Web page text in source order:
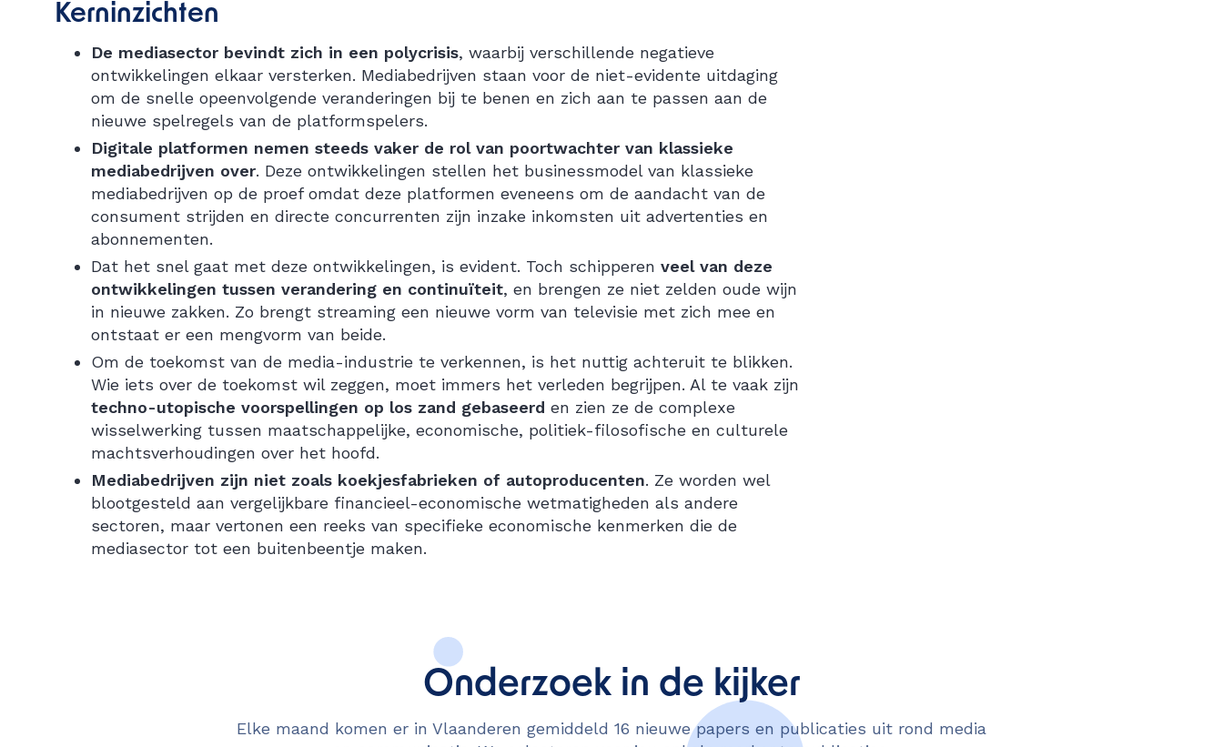
Kerninzichten
De mediasector bevindt zich in een polycrisis, waarbij verschillende negatieve
ontwikkelingen elkaar versterken. Mediabedrijven staan voor de niet-evidente uitdaging
om de snelle opeenvolgende veranderingen bij te benen en zich aan te passen aan de
nieuwe spelregels van de platformspelers.
Digitale platformen nemen steeds vaker de rol van poortwachter van klassieke
mediabedrijven over. Deze ontwikkelingen stellen het businessmodel van klassieke
mediabedrijven op de proef omdat deze platformen eveneens om de aandacht van de
consument strijden en directe concurrenten zijn inzake inkomsten uit advertenties en
abonnementen.
Dat het snel gaat met deze ontwikkelingen, is evident. Toch schipperen veel van deze
ontwikkelingen tussen verandering en continuïteit, en brengen ze niet zelden oude wijn
in nieuwe zakken. Zo brengt streaming een nieuwe vorm van televisie met zich mee en
ontstaat er een mengvorm van beide.
Om de toekomst van de media-industrie te verkennen, is het nuttig achteruit te blikken.
Wie iets over de toekomst wil zeggen, moet immers het verleden begrijpen. Al te vaak zijn
techno-utopische voorspellingen op los zand gebaseerd en zien ze de complexe
wisselwerking tussen maatschappelijke, economische, politiek-filosofische en culturele
machtsverhoudingen over het hoofd.
Mediabedrijven zijn niet zoals koekjesfabrieken of autoproducenten. Ze worden wel
blootgesteld aan vergelijkbare financieel-economische wetmatigheden als andere
sectoren, maar vertonen een reeks van specifieke economische kenmerken die de
mediasector tot een buitenbeentje maken.
Onderzoek in de kijker
Elke maand komen er in Vlaanderen gemiddeld 16 nieuwe papers en publicaties uit rond media